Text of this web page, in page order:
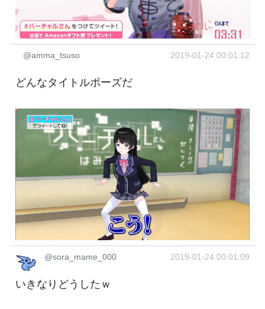
@amma_tsuso 2019-01-24 00:01:12
どんなタイトルポーズだ
@sora_mame_000 2019-01-24 00:01:09
いきなりどうしたｗ